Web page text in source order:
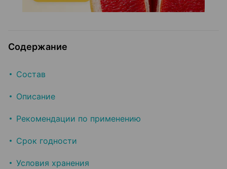
Содержание
Состав
Описание
Рекомендации по применению
Срок годности
Условия хранения